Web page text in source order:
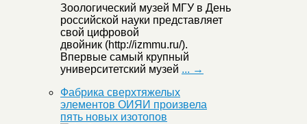
Зоологический музей МГУ в День
российской науки представляет
свой цифровой
двойник (http://izmmu.ru/).
Впервые самый крупный
университетский музей ... →
Фабрика сверхтяжелых
элементов ОИЯИ произвела
пять новых изотопов